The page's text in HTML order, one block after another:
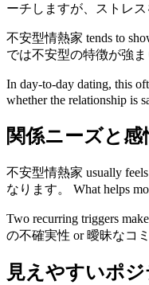
ーチしますが、ストレ
不安型情熱家 tends to
では不安型の特徴が強ま
In day-to-day dating, this
whether the relationship is
関係ニーズと
不安型情熱家 usually
なります。 What helps
Two recurring triggers
の不確実性 or 曖昧なコミ
見えやすいポ